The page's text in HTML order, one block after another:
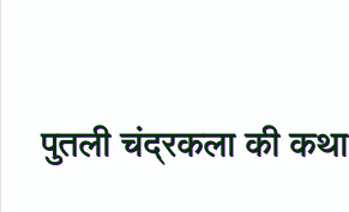
पुतली चंद्रकला की कथा